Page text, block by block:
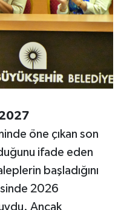
öne çıkan son
ifade eden
başladığını
2026
Ancak